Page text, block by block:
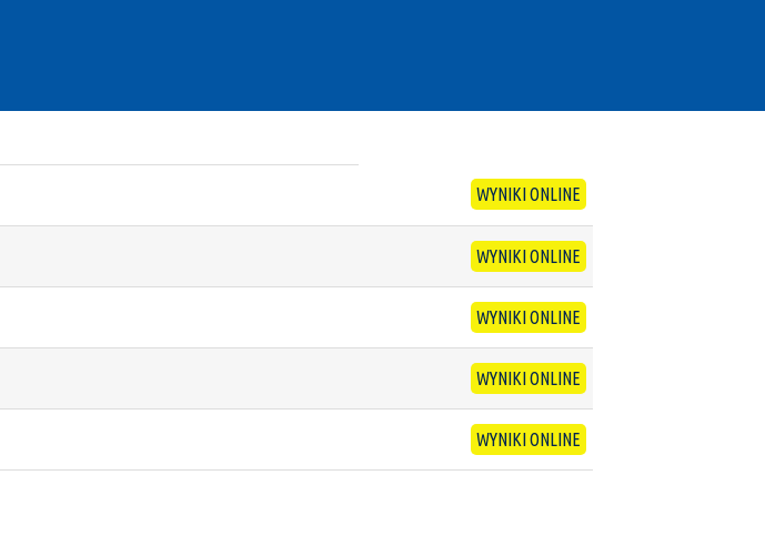
WYNIKI ONLINE
WYNIKI ONLINE
WYNIKI ONLINE
WYNIKI ONLINE
WYNIKI ONLINE